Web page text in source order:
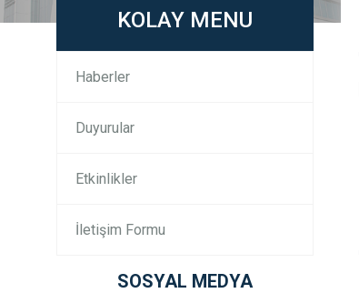
KOLAY MENU
Haberler
Duyurular
Etkinlikler
İletişim Formu
SOSYAL MEDYA